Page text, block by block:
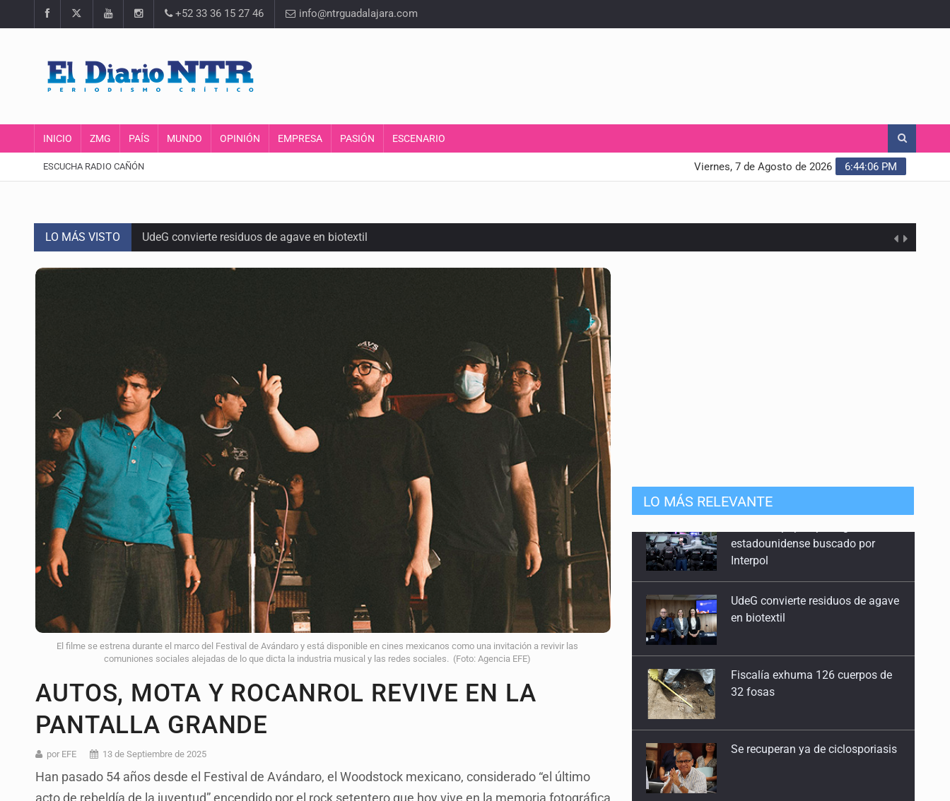
+52 33 36 15 27 46 info@ntrguadalajara.com
INICIO ZMG PAÍS MUNDO OPINIÓN EMPRESA PASIÓN ESCENARIO
ESCUCHA RADIO CAÑÓN 6:44:07 PM
Viernes, 7 de Agosto de 2026
LO MÁS VISTO UdeG convierte residuos de agave en biotextil
Quinto Patio
Al archivo la mitad de quejas contra el Siapa
Ya hay solicitud de audiencia de imputación en caso Eli Castro
Vecinos acusan retiro de árboles; Ijalvi niega tala
Buscan mantener tradiciones con Feria Corazón de Artesano
Cae en Zapopan prófugo estadounidense buscado por Interpol
El filme se estrena durante el marco del Festival de Avándaro y está disponible en cines mexicanos como una invitación a revivir las
comuniones sociales alejadas de lo que dicta la industria musical y las redes sociales. (Foto: Agencia EFE)
AUTOS, MOTA Y ROCANROL REVIVE EN LA
PANTALLA GRANDE
por EFE 13 de Septiembre de 2025
Han pasado 54 años desde el Festival de Avándaro, el Woodstock mexicano, considerado “el último
acto de rebeldía de la juventud” encendido por el rock setentero que hoy vive en la memoria fotográfica
LO MÁS RELEVANTE
UdeG convierte residuos de agave
en biotextil
Fiscalía exhuma 126 cuerpos de
Se recuperan ya de ciclosporiasis